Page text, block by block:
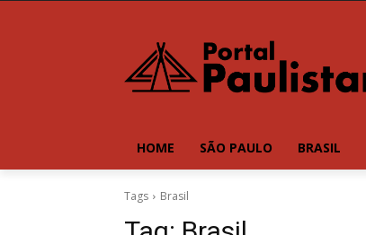
HOME SÃO PAULO BRASIL
Tags Brasil